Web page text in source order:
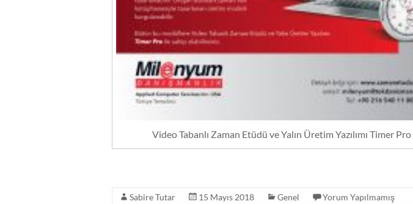
Video Tabanlı Zaman Etüdü ve Yalın Üretim Yazılımı Timer Pro
Sabire Tutar 15 Mayıs 2018 Genel Yorum Yapılmamış